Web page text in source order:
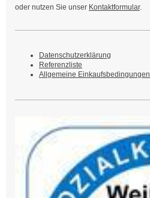
oder nutzen Sie unser Kontaktformular.
Datenschutzerklärung
Referenzliste
Allgemeine Einkaufsbedingungen